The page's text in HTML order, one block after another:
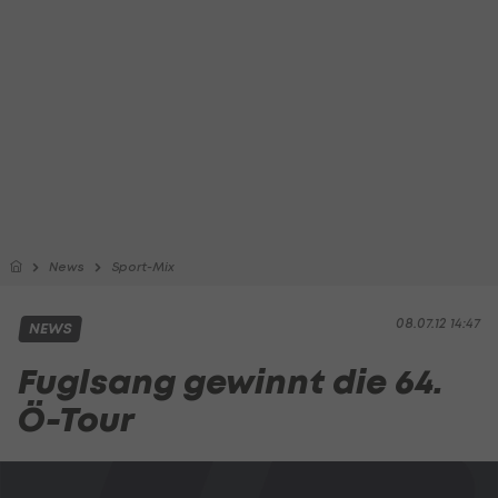
News Sport-Mix
08.07.12 14:47
NEWS
Fuglsang gewinnt die 64.
Ö-Tour